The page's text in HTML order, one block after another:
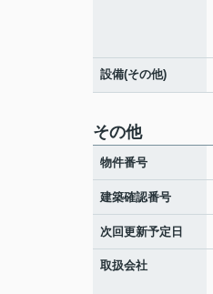
設備(その他)
その他
物件番号
建築確認番号
次回更新予定日
取扱会社